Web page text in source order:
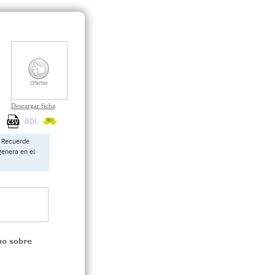
en el
Descargar ficha